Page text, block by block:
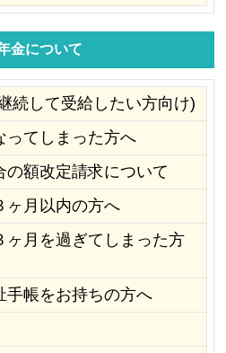
金について
続して受給したい方向け)
ってしまった方へ
の額改定請求について
ヶ月以内の方へ
ヶ月を過ぎてしまった方
手帳をお持ちの方へ